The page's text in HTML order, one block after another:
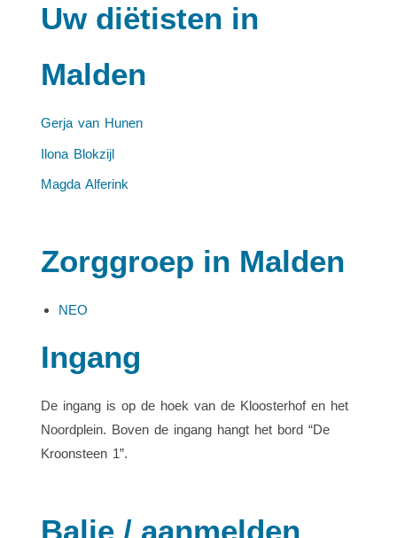
Uw diëtisten in
Malden
Gerja van Hunen
Ilona Blokzijl
Magda Alferink
Zorggroep in Malden
NEO
Ingang
De ingang is op de hoek van de Kloosterhof en het
Noordplein. Boven de ingang hangt het bord “De
Kroonsteen 1”.
Balie / aanmelden